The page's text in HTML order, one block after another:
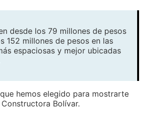
desde los 79 millones de pesos
152 millones de pesos en las
espaciosas y mejor ubicadas
hemos elegido para mostrarte
Bolívar.